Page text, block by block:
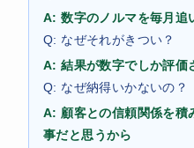
A: 数字のノルマを毎月追
Q: なぜそれがきつい？
A: 結果が数字でしか評価
Q: なぜ納得いかないの？
A: 顧客との信頼関係を積
事だと思うから